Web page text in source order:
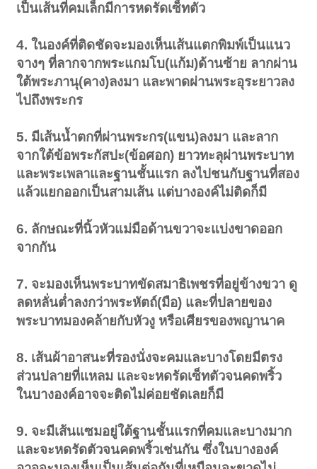
เป็นเส้นที่คมเล็กมีการหดรัดเซ็ทตัว
4. ในองค์ที่ติดชัดจะมองเห็นเส้นแตกพิมพ์เป็นแนว
จางๆ ที่ลากจากพระแกมโบ(แก้ม)ด้านซ้าย ลากผ่าน
ใต้พระภานุ(คาง)ลงมา และพาดผ่านพระอุระยาวลง
ไปถึงพระกร
5. มีเส้นน้ำตกที่ผ่านพระกร(แขน)ลงมา และลาก
จากใต้ข้อพระกัสปะ(ข้อศอก) ยาวทะลุผ่านพระบาท
และพระเพลาและฐานชั้นแรก ลงไปชนกับฐานที่สอง
แล้วแยกออกเป็นสามเส้น แต่บางองค์ไม่ติดก็มี
6. ลักษณะที่นิ้วหัวแม่มือด้านขวาจะแบ่งขาดออก
จากกัน
7. จะมองเห็นพระบาทขัดสมาธิเพชรที่อยู่ข้างขวา ดู
ลดหลั่นต่ำลงกว่าพระหัตถ์(มือ) และที่ปลายของ
พระบาทมองคล้ายกับหัวงู หรือเศียรของพญานาค
8. เส้นผ้าอาสนะที่รองนั่งจะคมและบางโดยมีตรง
ส่วนปลายที่แหลม และจะหดรัดเซ็ทตัวจนคดพริ้ว
ในบางองค์อาจจะติดไม่ค่อยชัดเลยก็มี
9. จะมีเส้นแซมอยู่ใต้ฐานชั้นแรกที่คมและบางมาก
และจะหดรัดตัวจนคดพริ้วเช่นกัน ซึ่งในบางองค์